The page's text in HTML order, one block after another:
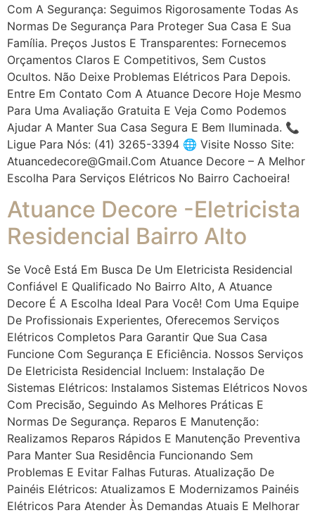
Com A Segurança: Seguimos Rigorosamente Todas As
Normas De Segurança Para Proteger Sua Casa E Sua
Família. Preços Justos E Transparentes: Fornecemos
Orçamentos Claros E Competitivos, Sem Custos
Ocultos. Não Deixe Problemas Elétricos Para Depois.
Entre Em Contato Com A Atuance Decore Hoje Mesmo
Para Uma Avaliação Gratuita E Veja Como Podemos
Ajudar A Manter Sua Casa Segura E Bem Iluminada. 📞
Ligue Para Nós: (41) 3265-3394 🌐 Visite Nosso Site:
Atuancedecore@gmail.com Atuance Decore – A Melhor
Escolha Para Serviços Elétricos No Bairro Cachoeira!
Atuance Decore -Eletricista
Residencial Bairro Alto
Se Você Está Em Busca De Um Eletricista Residencial
Confiável E Qualificado No Bairro Alto, A Atuance
Decore É A Escolha Ideal Para Você! Com Uma Equipe
De Profissionais Experientes, Oferecemos Serviços
Elétricos Completos Para Garantir Que Sua Casa
Funcione Com Segurança E Eficiência. Nossos Serviços
De Eletricista Residencial Incluem: Instalação De
Sistemas Elétricos: Instalamos Sistemas Elétricos Novos
Com Precisão, Seguindo As Melhores Práticas E
Normas De Segurança. Reparos E Manutenção:
Realizamos Reparos Rápidos E Manutenção Preventiva
Para Manter Sua Residência Funcionando Sem
Problemas E Evitar Falhas Futuras. Atualização De
Painéis Elétricos: Atualizamos E Modernizamos Painéis
Elétricos Para Atender Às Demandas Atuais E Melhorar